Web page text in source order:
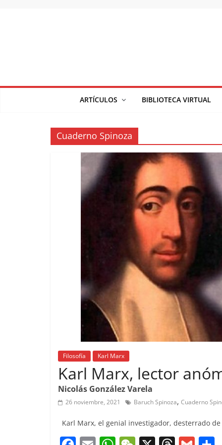
ARTÍCULOS BIBLIOTECA VIRTUAL
Cuaderno Spinoza
Filosofía Karl Marx
Karl Marx, lector
Nicolás González Varela
26 noviembre, 2021 Baruch Spinoza, Cuaderno
Karl Marx, el genial investigador, desterrado